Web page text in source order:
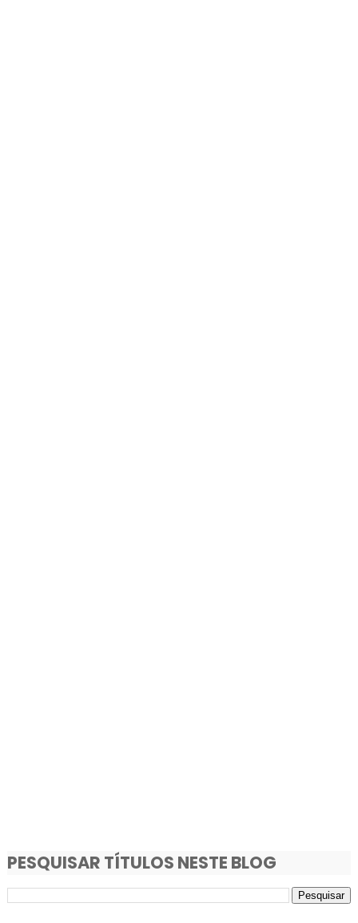
PESQUISAR TÍTULOS NESTE BLOG